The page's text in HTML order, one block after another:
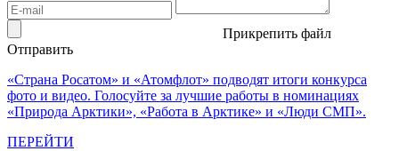
Прикрепить файл
Отправить
«Страна Росатом» и «Атомфлот» подводят итоги конкурса
фото и видео. Голосуйте за лучшие работы в номинациях
«Природа Арктики», «Работа в Арктике» и «Люди СМП».
ПЕРЕЙТИ